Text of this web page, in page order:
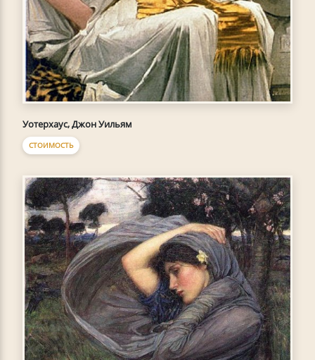
Уотерхаус, Джон Уильям
СТОИМОСТЬ